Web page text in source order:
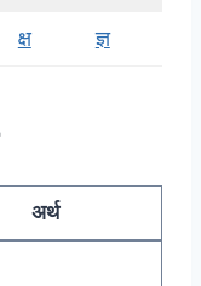
क्ष ज्ञ
अर्थ